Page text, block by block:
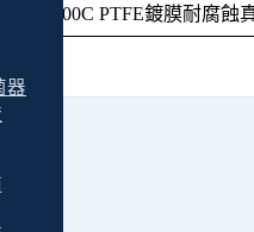
器
Lafil 300C PTFE鍍膜耐腐蝕